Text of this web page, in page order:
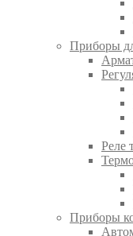
Приборы
Реле
Приборы